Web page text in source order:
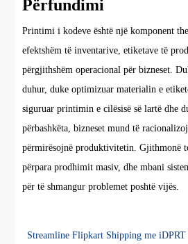
Përfundimi
Printimi i kodeve është një komponent
efektshëm të inventarive, etiketave të
përgjithshëm operacional për bizneset.
duhur, duke optimizuar materialin e
siguruar printimin e cilësisë së lartë dhe
përbashkëta, bizneset mund të
përmirësojnë produktivitetin. Gjithmonë
përpara prodhimit masiv, dhe mbani
për të shmangur problemet poshtë vijës.
Streamline Flipkart Shipping me